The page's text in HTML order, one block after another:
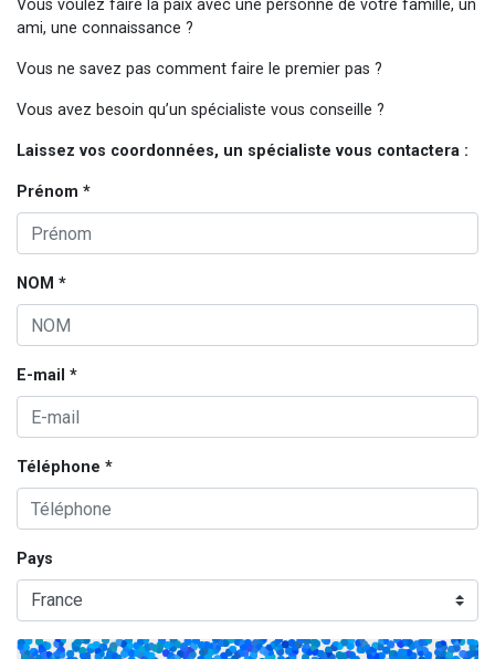
12 nouvelles musiques dans Torah-Box Music
29 personnes viennent de demander une bénédiction
Vous voulez faire la paix avec une personne de votre famille, un
ami, une connaissance ?
Vous ne savez pas comment faire le premier pas ?
Vous avez besoin qu’un spécialiste vous conseille ?
Laissez vos coordonnées, un spécialiste vous contactera :
Prénom *
NOM *
E-mail *
Téléphone *
Pays